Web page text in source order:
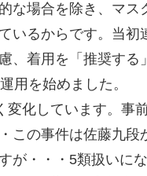
な場合を除き、マ
いるからです。当初
、着用を「推奨する
用を始めました。
変化しています。事
この事件は佐藤九段
が・・・5類扱いに